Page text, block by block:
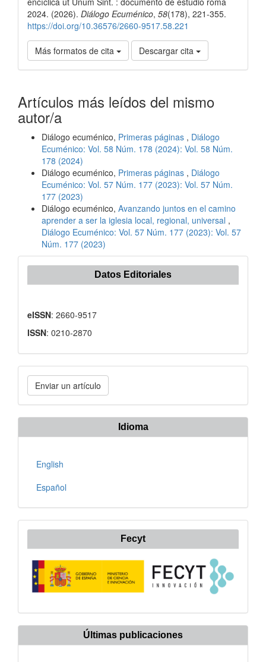
2024. (2026). Diálogo Ecuménico, 58(178), 221-355.
https://doi.org/10.36576/2660-9517.58.221
Más formatos de cita Descargar cita
Artículos más leídos del mismo
autor/a
Diálogo ecuménico, Primeras páginas , Diálogo
Ecuménico: Vol. 58 Núm. 178 (2024): Vol. 58 Núm.
178 (2024)
Diálogo ecuménico, Primeras páginas , Diálogo
Ecuménico: Vol. 57 Núm. 177 (2023): Vol. 57 Núm.
177 (2023)
Diálogo ecuménico, Avanzando juntos en el camino
aprender a ser la iglesia local, regional, universal ,
Diálogo Ecuménico: Vol. 57 Núm. 177 (2023): Vol. 57
Núm. 177 (2023)
Datos Editoriales
eISSN: 2660-9517
ISSN: 0210-2870
Enviar
un
artículo
Enviar un artículo
Idioma
English
Español
Fecyt
Últimas publicaciones